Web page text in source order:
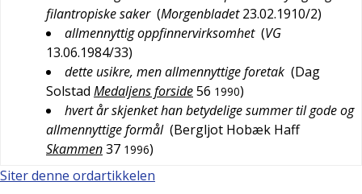
filantropiske saker (Morgenbladet 23.02.1910/2)
allmennyttig oppfinnervirksomhet (VG
13.06.1984/33)
dette usikre, men allmennyttige foretak (Dag
Solstad Medaljens forside56 1990)
hvert år skjenket han betydelige summer til gode og
allmennyttige formål (Bergljot Hobæk Haff
Skammen37 1996)
Siter denne ordartikkelen